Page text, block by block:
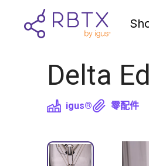
Delta
igus® 零配件